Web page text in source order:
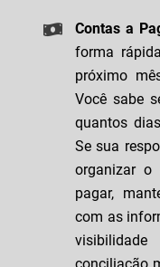
Contas a
forma
próximo
Você sabe
quantos
Se sua
organizar o
pagar,
com as